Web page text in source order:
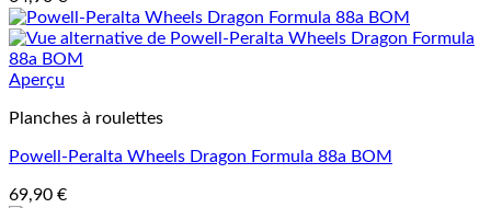
Aperçu
Planches à roulettes
Powell-Peralta Wheels Dragon Formula 88a BOM
69,90 €